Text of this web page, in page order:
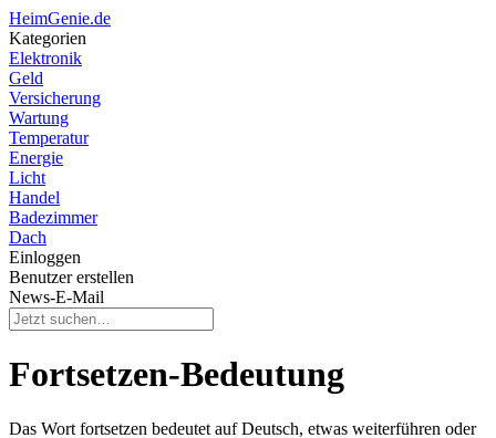
HeimGenie.de
Kategorien
Elektronik
Geld
Versicherung
Wartung
Temperatur
Energie
Licht
Handel
Badezimmer
Dach
Einloggen
Benutzer erstellen
News-E-Mail
Fortsetzen-Bedeutung
Das Wort fortsetzen bedeutet auf Deutsch, etwas weiterführen oder